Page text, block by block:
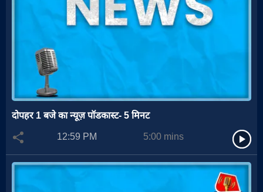
दोपहर 1 बजे का न्यूज़ पॉडकास्ट- 5 मिनट
12:59 PM
5:00 mins